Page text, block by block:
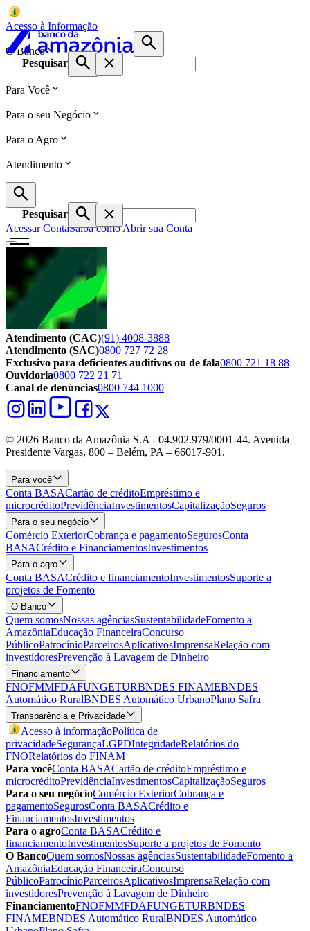
Acesso à Informação
O Banco
Pesquisar
Para Você
Para o seu Negócio
Para o Agro
Atendimento
Pesquisar
Acessar ContaSaiba como Abrir sua Conta
Atendimento (CAC)(91) 4008-3888
Atendimento (SAC)0800 727 72 28
Exclusivo para deficientes auditivos ou de fala0800 721 18 88
Ouvidoria0800 722 21 71
Canal de denúncias0800 744 1000
© 2026 Banco da Amazônia S.A - 04.902.979/0001‐44. Avenida
Presidente Vargas, 800 – Belém, PA – 66017-901.
Para você
Conta BASACartão de créditoEmpréstimo e
microcréditoPrevidênciaInvestimentosCapitalizaçãoSeguros
Para o seu negócio
Comércio ExteriorCobrança e pagamentoSegurosConta
BASACrédito e FinanciamentosInvestimentos
Para o agro
Conta BASACrédito e financiamentoInvestimentosSuporte a
projetos de Fomento
O Banco
Quem somosNossas agênciasSustentabilidadeFomento a
AmazôniaEducação FinanceiraConcurso
PúblicoPatrocínioParceirosAplicativosImprensaRelação com
investidoresPrevenção à Lavagem de Dinheiro
Financiamento
FNOFMMFDAFUNGETURBNDES FINAMEBNDES
Automático RuralBNDES Automático UrbanoPlano Safra
Transparência e Privacidade
Acesso à informaçãoPolítica de
privacidadeSegurançaLGPDIntegridadeRelatórios do
FNORelatórios do FINAM
Para vocêConta BASACartão de créditoEmpréstimo e
microcréditoPrevidênciaInvestimentosCapitalizaçãoSeguros
Para o seu negócioComércio ExteriorCobrança e
pagamentoSegurosConta BASACrédito e
FinanciamentosInvestimentos
Para o agroConta BASACrédito e
financiamentoInvestimentosSuporte a projetos de Fomento
O BancoQuem somosNossas agênciasSustentabilidadeFomento a
AmazôniaEducação FinanceiraConcurso
PúblicoPatrocínioParceirosAplicativosImprensaRelação com
investidoresPrevenção à Lavagem de Dinheiro
FinanciamentoFNOFMMFDAFUNGETURBNDES
FINAMEBNDES Automático RuralBNDES Automático